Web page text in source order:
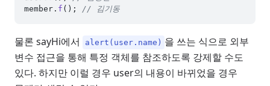
member. f (); // 김기동
물론 sayHi에서 alert(user.name) 을 쓰는 식으로 외부
변수 접근을 통해 특정 객체를 참조하도록 강제할 수도
있다. 하지만 이럴 경우 user의 내용이 바뀌었을 경우